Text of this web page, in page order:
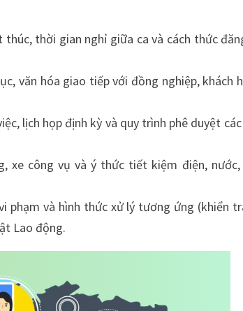
thời gian nghỉ giữa ca và cách thức
văn hóa giao tiếp với đồng nghiệp, khách
lịch họp định kỳ và quy trình phê duyệt
xe công vụ và ý thức tiết kiệm điện, nước,
phạm và hình thức xử lý tương ứng (khiển
Lao động.